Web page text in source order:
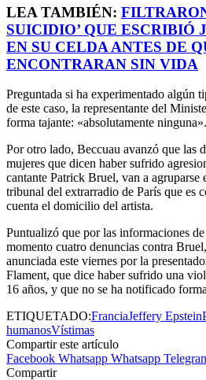
LEA TAMBIÉN:
SUICIDIO’ QUE ESCRIBIÓ
EN SU CELDA ANTES DE
ENCONTRARAN SIN VIDA
Preguntada si ha experimentado algún
de este caso, la representante del
forma tajante: «absolutamente ninguna».
Por otro lado, Beccuau avanzó que las
mujeres que dicen haber sufrido
cantante Patrick Bruel, van a agruparse
tribunal del extrarradio de París que es
cuenta el domicilio del artista.
Puntualizó que por las informaciones
momento cuatro denuncias contra
anunciada este viernes por la
Flament, que dice haber sufrido una
16 años, y que no se ha notificado
ETIQUETADO:FranciaJeffery Epstein
humanosVístimas
Compartir este artículo
Facebook Whatsapp Whatsapp
Compartir